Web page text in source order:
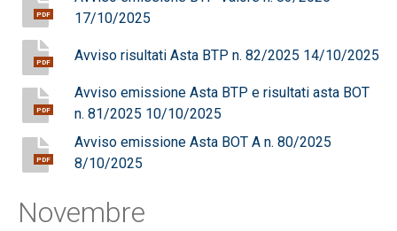
PDF
17/10/2025
PDF Avviso risultati Asta BTP n. 82/2025 14/10/2025
PDF
Avviso emissione Asta BTP e risultati asta BOT
n. 81/2025 10/10/2025
PDF
Avviso emissione Asta BOT A n. 80/2025
8/10/2025
Novembre